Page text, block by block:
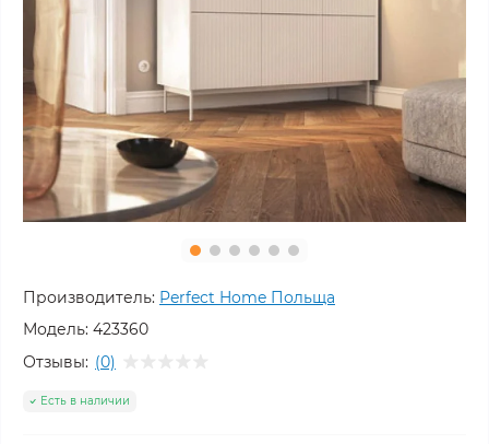
Производитель: Perfect Home Польща
Модель: 423360
Отзывы: (0)
Есть в наличии